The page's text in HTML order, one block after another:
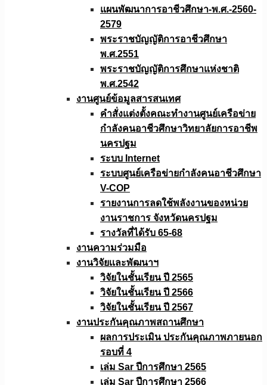
แผนพัฒนาการอาชีวศึกษา-พ.ศ.-2560-
2579
พระราชบัญญัติการอาชีวศึกษา
พ.ศ.2551
พระราชบัญญัติการศึกษาแห่งชาติ
พ.ศ.2542
งานศูนย์ข้อมูลสารสนเทศ
คำสั่งแต่งตั้งคณะทำงานศูนย์เครือข่าย
กำลังคนอาชีวศึกษาวิทยาลัยการอาชีพ
นครปฐม
ระบบ Internet
ระบบศูนย์เครือข่ายกำลังคนอาชีวศึกษา
V-COP
รายงานการลดใช้พลังงานของหน่วย
งานราชการ จังหวัดนครปฐม
รางวัลที่ได้รับ 65-68
งานความร่วมมือ
งานวิจัยเเละพัฒนาฯ
วิจัยในชั้นเรียน ปี 2565
วิจัยในชั้นเรียน ปี 2566
วิจัยในชั้นเรียน ปี 2567
งานประกันคุณภาพสถานศึกษา
ผลการประเมิน ประกันคุณภาพภายนอก
รอบที่ 4
เล่ม Sar ปีการศึกษา 2565
เล่ม Sar ปีการศึกษา 2566